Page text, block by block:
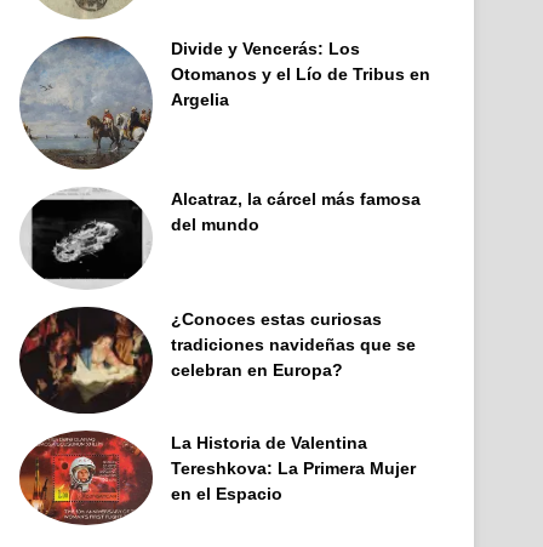
Divide y Vencerás: Los
Otomanos y el Lío de Tribus en
Argelia
Alcatraz, la cárcel más famosa
del mundo
¿Conoces estas curiosas
tradiciones navideñas que se
celebran en Europa?
La Historia de Valentina
Tereshkova: La Primera Mujer
en el Espacio